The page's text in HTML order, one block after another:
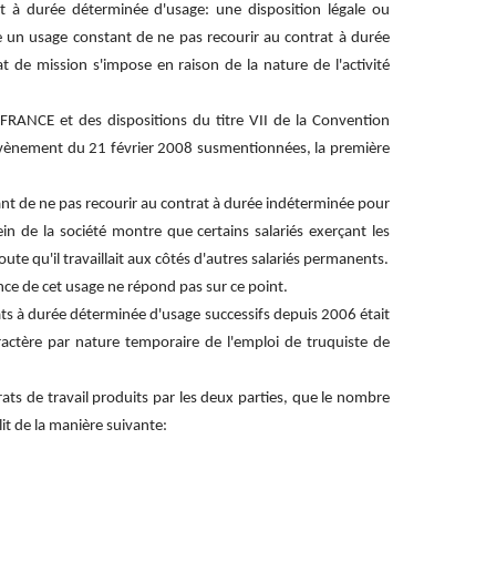
durée déterminée d'usage: une disposition légale ou
usage constant de ne pas recourir au contrat à durée
de mission s'impose en raison de la nature de l'activité
et des dispositions du titre VII de la Convention
du 21 février 2008 susmentionnées, la première
de ne pas recourir au contrat à durée indéterminée pour
de la société montre que certains salariés exerçant les
qu'il travaillait aux côtés d'autres salariés permanents.
de cet usage ne répond pas sur ce point.
à durée déterminée d'usage successifs depuis 2006 était
par nature temporaire de l'emploi de truquiste de
de travail produits par les deux parties, que le nombre
de la manière suivante: